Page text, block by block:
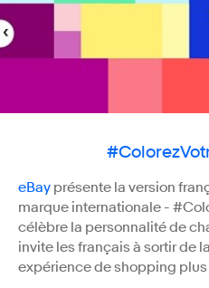
eBay présente la version
marque internationale -
célèbre la personnalité de
invite les français à sortir de
expérience de shopping